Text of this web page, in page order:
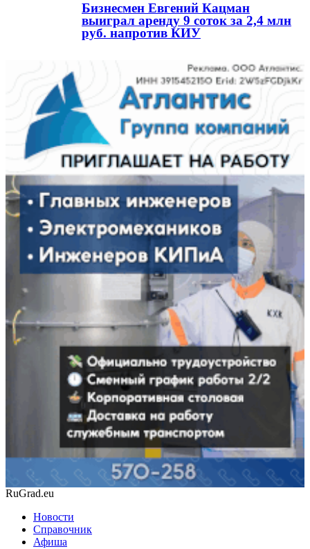
Бизнесмен Евгений Кацман
выиграл аренду 9 соток за 2,4 млн
руб. напротив КИУ
RuGrad.eu
Новости
Справочник
Афиша